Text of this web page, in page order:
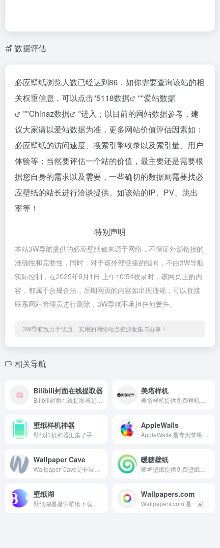
数据评估
必应壁纸浏览人数已经达到86，如你需要查询该站的相
关权重信息，可以点击"5118数据 ""爱站数据
""Chinaz数据
"进入；以目前的网站数据参考，建
议大家请以爱站数据为准，更多网站价值评估因素如：
必应壁纸的访问速度、搜索引擎收录以及索引量、用户
体验等；当然要评估一个站的价值，最主要还是需要根
据您自身的需求以及需要，一些确切的数据则需要找必
应壁纸的站长进行洽谈提供。如该站的IP、PV、跳出
率等！
特别声明
本站3W导航提供的必应壁纸都来源于网络，不保证外部链接的
准确性和完整性，同时，对于该外部链接的指向，不由3W导航
实际控制，在2025年9月1日 上午10:54收录时，该网页上的内
容，都属于合规合法，后期网页的内容如出现违规，可以直接
联系网站管理员进行删除，3W导航不承担任何责任。
3W导航致力于优质、实用的网络站点资源收集与分享！
相关导航
Bilibili封面在线提取器 美塔样机
壁纸样机神器 AppleWalls
Wallpaper Cave 暖糖壁纸
壁纸湖 Wallpapers.com